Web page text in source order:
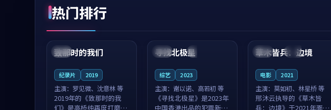
热门排行
中国 4K
99:22
致那时的我们
纪录片 2019
主演： 罗见微、沈意林 等
2019年的《致那时的我
们》是高桥纯再度打磨的
中国 4K
99:18
寻找北极星
综艺 2023
主演： 谢以诺、高若初 等
《寻找北极星》是2023年
中国香港出品的犯罪新
泰国 独播
99:44
草木皆兵：边境
电影 2021
主演： 莫如初、林星桥 等
邢沐云执导的《草木皆
兵：边境》于2021年面